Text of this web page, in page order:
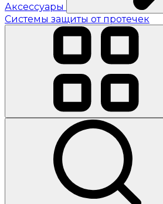
Аксессуары
Системы защиты от протечек